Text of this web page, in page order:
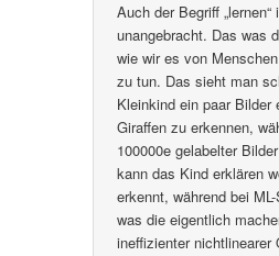
Auch der Begriff
unangebracht. Das was
wie wir es von
zu tun. Das sieht man
Kleinkind ein paar Bilder
Giraffen zu erkennen,
100000e gelabelter
kann das Kind erklären
erkennt, während bei
was die eigentlich
ineffizienter